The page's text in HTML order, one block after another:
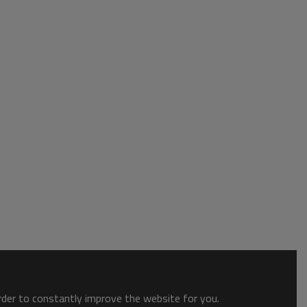
to constantly improve the website for you.